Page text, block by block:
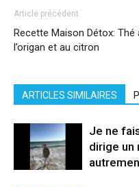
Article précédent
Recette Maison Détox: Thé
l’origan et au citron
ARTICLES SIMILAIRES
Je ne
dirige un